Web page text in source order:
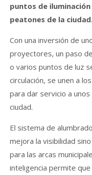
puntos de iluminación
peatones de la
Con una inversión de
proyectores, un paso
o varios puntos de luz
circulación, se unen a
para dar servicio a
ciudad.
El sistema de
mejora la visibilidad
para las arcas
inteligencia permite